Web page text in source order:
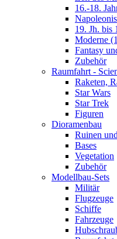
16.-18.
19. Jh. bis
Moderne
Fantasy
Zubehör
Raumfahrt -
Raketen,
Star Wars
Star Trek
Figuren
Dioramenbau
Ruinen
Bases
Vegetation
Zubehör
Modellbau-Sets
Militär
Flugzeuge
Schiffe
Fahrzeuge